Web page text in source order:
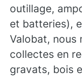
outillage,
et batteries),
Valobat, nous
collectes en
gravats, bois